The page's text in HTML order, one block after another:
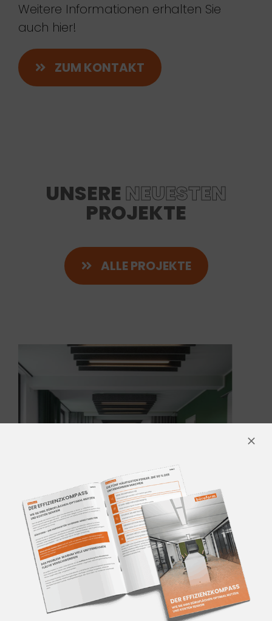
Weitere Informationen erhalten Sie
auch hier!
ZUM KONTAKT
UNSERE NEUESTEN
PROJEKTE
ALLE PROJEKTE